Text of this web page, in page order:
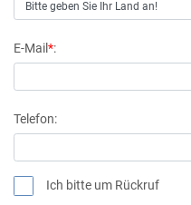
E-Mail*:
Telefon:
Ich bitte um Rückruf